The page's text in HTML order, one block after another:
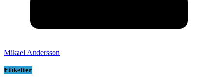
Mikael Andersson
Etiketter